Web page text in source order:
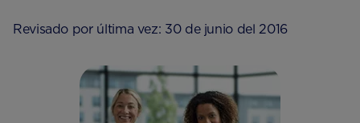
Revisado por última vez: 30 de junio del 2016